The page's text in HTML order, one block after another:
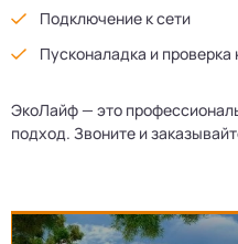
Подключение к сети
Пусконаладка и проверка
ЭкоЛайф — это
подход. Звоните и